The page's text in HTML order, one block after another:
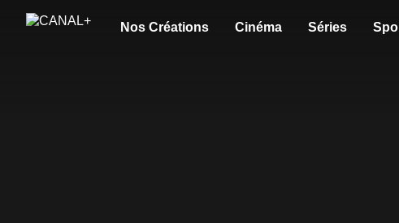
Nos Créations Cinéma Séries